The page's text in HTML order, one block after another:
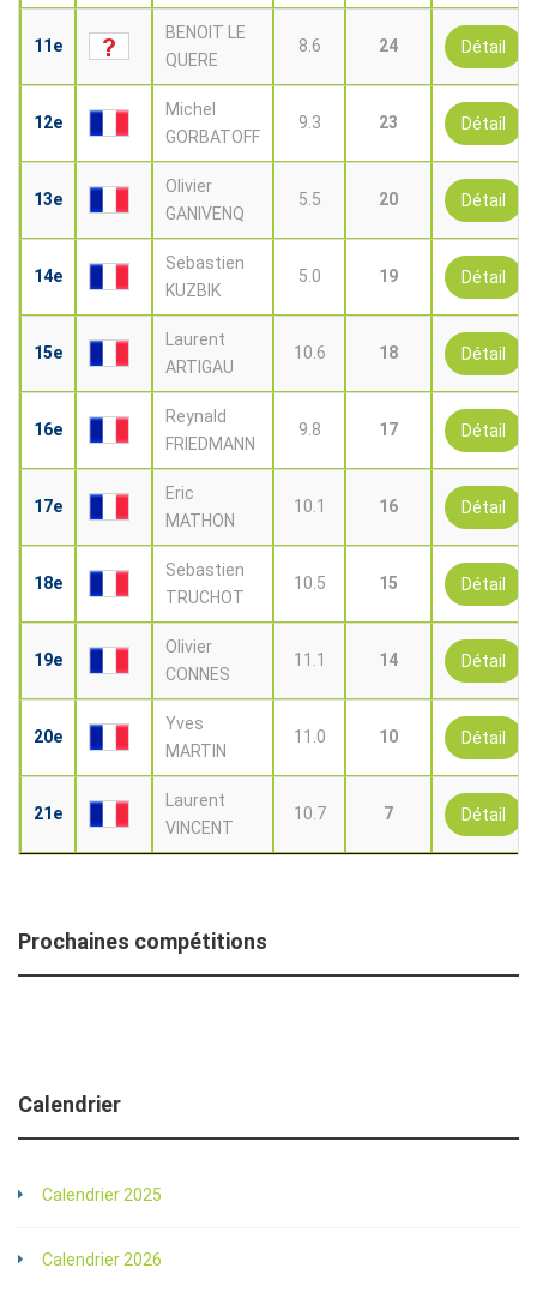
11e
BENOIT LE
QUERE
8.6 24 Détail
12e
Michel
GORBATOFF
9.3 23 Détail
13e
Olivier
GANIVENQ
5.5 20 Détail
14e
Sebastien
KUZBIK
5.0 19 Détail
15e
Laurent
ARTIGAU
10.6 18 Détail
16e
Reynald
FRIEDMANN
9.8 17 Détail
17e
Eric
MATHON
10.1 16 Détail
18e
Sebastien
TRUCHOT
10.5 15 Détail
19e
Olivier
CONNES
11.1 14 Détail
20e
Yves
MARTIN
11.0 10 Détail
21e
Laurent
VINCENT
10.7 7 Détail
Prochaines compétitions
Calendrier
Calendrier 2025
Calendrier 2026